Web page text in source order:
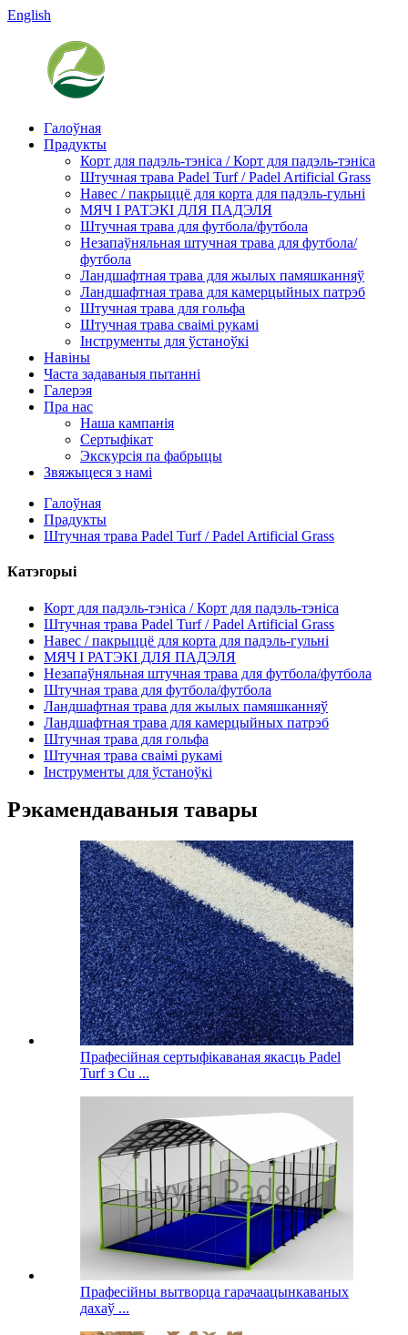
English
Галоўная
Прадукты
Корт для падэль-тэніса / Корт для падэль-тэніса
Штучная трава Padel Turf / Padel Artificial Grass
Навес / пакрыццё для корта для падэль-гульні
МЯЧ І РАТЭКІ ​​ДЛЯ ПАДЭЛЯ
Штучная трава для футбола/футбола
Незапаўняльная штучная трава для футбола/
футбола
Ландшафтная трава для жылых памяшканняў
Ландшафтная трава для камерцыйных патрэб
Штучная трава для гольфа
Штучная трава сваімі рукамі
Інструменты для ўстаноўкі
Навіны
Часта задаваныя пытанні
Галерэя
Пра нас
Наша кампанія
Сертыфікат
Экскурсія па фабрыцы
Звяжыцеся з намі
Галоўная
Прадукты
Штучная трава Padel Turf / Padel Artificial Grass
Катэгорыі
Корт для падэль-тэніса / Корт для падэль-тэніса
Штучная трава Padel Turf / Padel Artificial Grass
Навес / пакрыццё для корта для падэль-гульні
МЯЧ І РАТЭКІ ​​ДЛЯ ПАДЭЛЯ
Незапаўняльная штучная трава для футбола/футбола
Штучная трава для футбола/футбола
Ландшафтная трава для жылых памяшканняў
Ландшафтная трава для камерцыйных патрэб
Штучная трава для гольфа
Штучная трава сваімі рукамі
Інструменты для ўстаноўкі
Рэкамендаваныя тавары
Прафесійная сертыфікаваная якасць Padel
Turf з Cu ...
Прафесійны вытворца гарачаацынкаваных
дахаў ...